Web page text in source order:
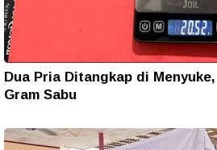
Dua Pria Ditangkap di
Gram Sabu